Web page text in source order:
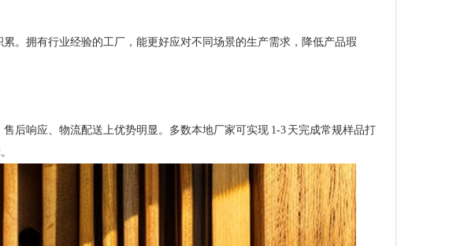
。拥有行业经验的工厂，能更好应对不同场景的生产需求，降低产品瑕
后响应、物流配送上优势明显。多数本地厂家可实现 1-3 天完成常规样品打